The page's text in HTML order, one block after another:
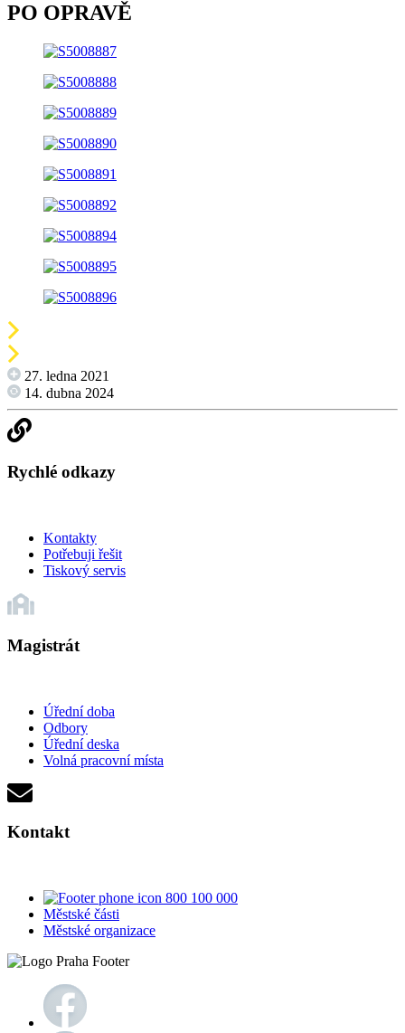
PO OPRAVĚ
27. ledna 2021
14. dubna 2024
Rychlé odkazy
Kontakty
Potřebuji řešit
Tiskový servis
Magistrát
Úřední doba
Odbory
Úřední deska
Volná pracovní místa
Kontakt
800 100 000
Městské části
Městské organizace